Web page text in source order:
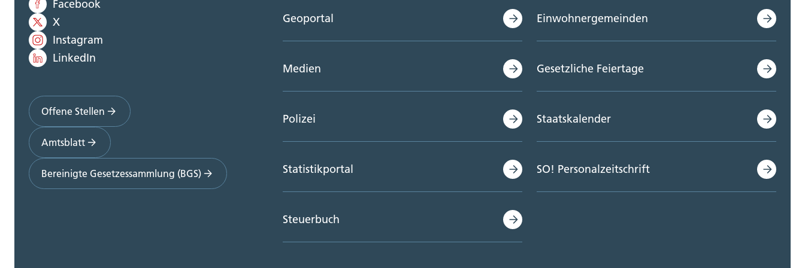
Facebook
X
Instagram
LinkedIn
Offene Stellen
Amtsblatt
Bereinigte Gesetzessammlung (BGS)
Geoportal
Medien
Polizei
Statistikportal
Steuerbuch
Einwohnergemeinden
Gesetzliche Feiertage
Staatskalender
SO! Personalzeitschrift